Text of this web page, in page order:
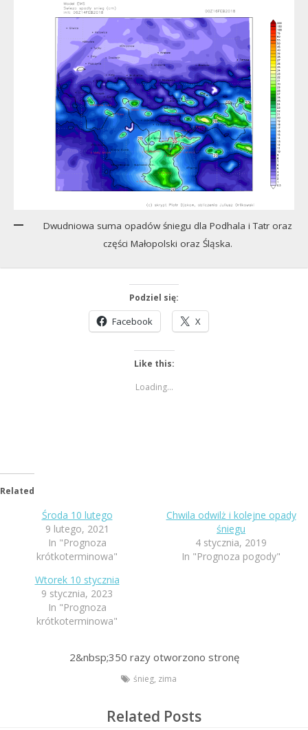
Dwudniowa suma opadów śniegu dla Podhala i Tatr oraz
części Małopolski oraz Śląska.
Podziel się:
Facebook X
Like this:
Loading...
Related
Środa 10 lutego
9 lutego, 2021
In "Prognoza
krótkoterminowa"
Chwila odwilż i kolejne opady
śniegu
4 stycznia, 2019
In "Prognoza pogody"
Wtorek 10 stycznia
9 stycznia, 2023
In "Prognoza
krótkoterminowa"
2&nbsp;350 razy otworzono stronę
śnieg, zima
Related Posts